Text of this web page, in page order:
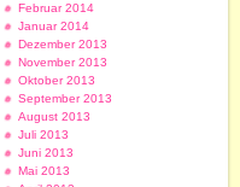
Februar 2014
Januar 2014
Dezember 2013
November 2013
Oktober 2013
September 2013
August 2013
Juli 2013
Juni 2013
Mai 2013